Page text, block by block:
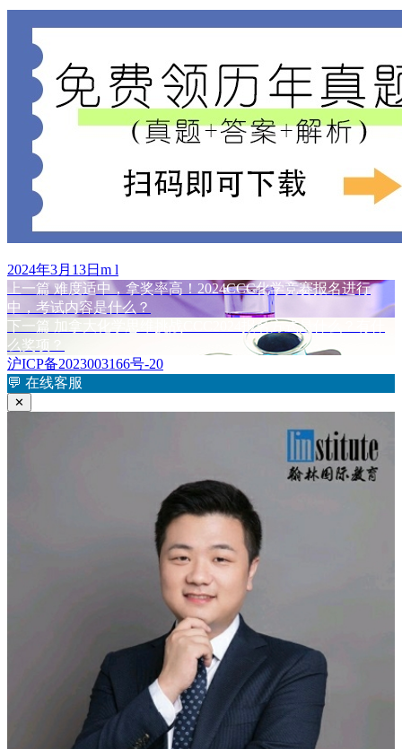
发
布
于
2024年3月13日 作
者
m l
文
章
导
航
上一篇 上
篇
文
难度适中，拿奖率高！2024CCC化学竞赛报名进行
中，考试内容是什么？
下一篇
下
文
章：
加拿大化学思维挑战CCC2024报名方式是什么？有什
么奖项？
沪ICP备2023003166号-20
💬 在线客服
✕